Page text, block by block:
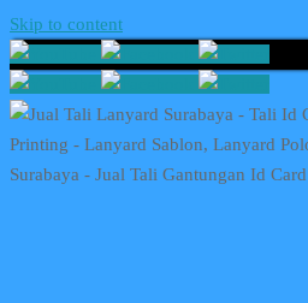
Skip to content